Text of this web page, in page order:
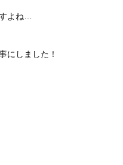
よね…
にしました！